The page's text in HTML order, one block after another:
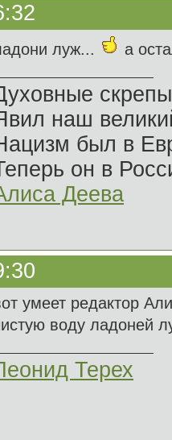
луж... а
наш
был в
он в
Деева
умеет редактор
воду ладоней
Терех